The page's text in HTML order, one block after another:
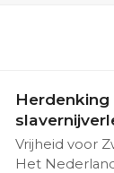
Herdenking
Vrijheid voor
Het